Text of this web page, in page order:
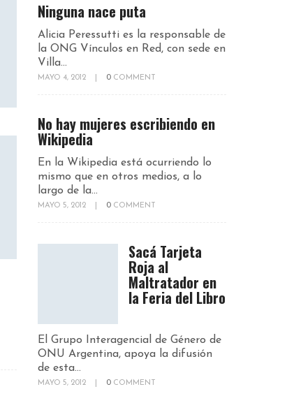
Ninguna nace puta
Alicia Peressutti es la responsable de
la ONG Vínculos en Red, con sede en
Villa...
MAYO 4, 2012 0 COMMENT
No hay mujeres escribiendo en
Wikipedia
En la Wikipedia está ocurriendo lo
mismo que en otros medios, a lo
largo de la...
MAYO 5, 2012 0 COMMENT
Sacá Tarjeta
Roja al
Maltratador en
la Feria del Libro
El Grupo Interagencial de Género de
ONU Argentina, apoya la difusión
de esta...
MAYO 5, 2012 0 COMMENT